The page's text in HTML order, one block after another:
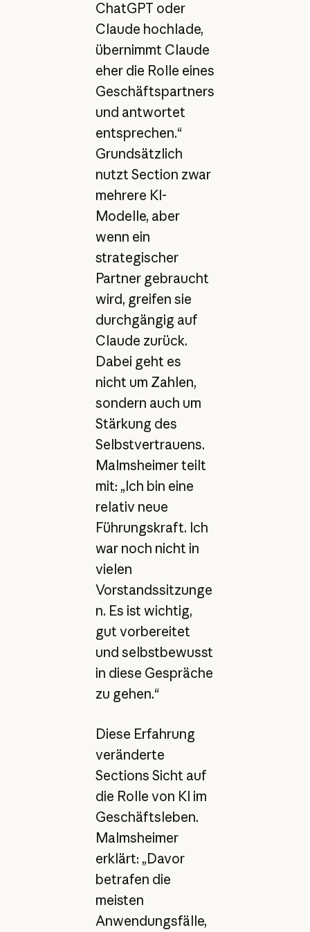
ChatGPT oder
Claude hochlade,
übernimmt Claude
eher die Rolle eines
Geschäftspartners
und antwortet
entsprechen.“
Grundsätzlich
nutzt Section zwar
mehrere KI-
Modelle, aber
wenn ein
strategischer
Partner gebraucht
wird, greifen sie
durchgängig auf
Claude zurück.
Dabei geht es
nicht um Zahlen,
sondern auch um
Stärkung des
Selbstvertrauens.
Malmsheimer teilt
mit: „Ich bin eine
relativ neue
Führungskraft. Ich
war noch nicht in
vielen
Vorstandssitzunge
n. Es ist wichtig,
gut vorbereitet
und selbstbewusst
in diese Gespräche
zu gehen.“
Diese Erfahrung
veränderte
Sections Sicht auf
die Rolle von KI im
Geschäftsleben.
Malmsheimer
erklärt: „Davor
betrafen die
meisten
Anwendungsfälle,